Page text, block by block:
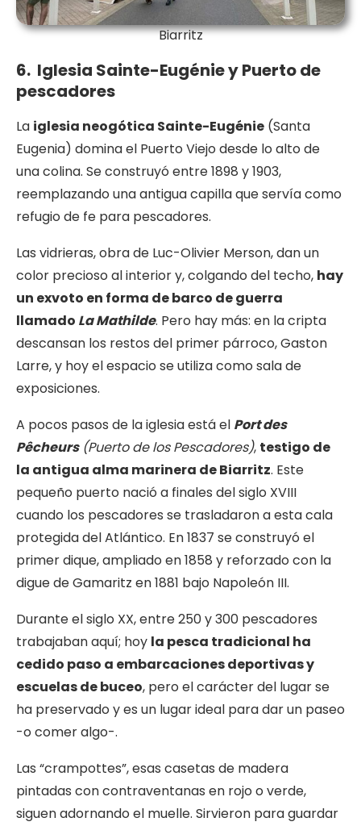
Biarritz
6. Iglesia Sainte-Eugénie y Puerto de
pescadores
La iglesia neogótica Sainte-Eugénie (Santa
Eugenia) domina el Puerto Viejo desde lo alto de
una colina. Se construyó entre 1898 y 1903,
reemplazando una antigua capilla que servía como
refugio de fe para pescadores.
Las vidrieras, obra de Luc-Olivier Merson, dan un
color precioso al interior y, colgando del techo, hay
un exvoto en forma de barco de guerra
llamado La Mathilde. Pero hay más: en la cripta
descansan los restos del primer párroco, Gaston
Larre, y hoy el espacio se utiliza como sala de
exposiciones.
A pocos pasos de la iglesia está el Port des
Pêcheurs(Puerto de los Pescadores), testigo de
la antigua alma marinera de Biarritz. Este
pequeño puerto nació a finales del siglo XVIII
cuando los pescadores se trasladaron a esta cala
protegida del Atlántico. En 1837 se construyó el
primer dique, ampliado en 1858 y reforzado con la
digue de Gamaritz en 1881 bajo Napoleón III.
Durante el siglo XX, entre 250 y 300 pescadores
trabajaban aquí; hoy la pesca tradicional ha
cedido paso a embarcaciones deportivas y
escuelas de buceo, pero el carácter del lugar se
ha preservado y es un lugar ideal para dar un paseo
-o comer algo-.
Las “crampottes”, esas casetas de madera
pintadas con contraventanas en rojo o verde,
siguen adornando el muelle. Sirvieron para guardar